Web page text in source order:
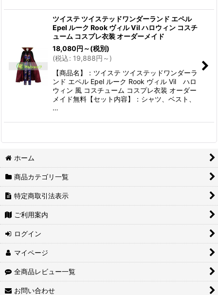
ツイステ ツイステッドワンダーランド エペル
Epel ルーク Rook ヴィル Vil ハロウィン コスチ
ューム コスプレ衣装 オーダーメイド
18,080 円 ～(税別)
(税込: 19,888円 ～ )
【商品名】：ツイステ ツイステッドワンダーラ
ンド エペル Epel ルーク Rook ヴィル Vil ハロ
ウィン 風 コスチューム コスプレ衣装 オーダー
メイド無料【セット内容】：シャツ、ベスト、
…
ホーム
商品カテゴリ一覧
特定商取引法表示
ご利用案内
ログイン
マイページ
全商品レビュー一覧
お問い合わせ